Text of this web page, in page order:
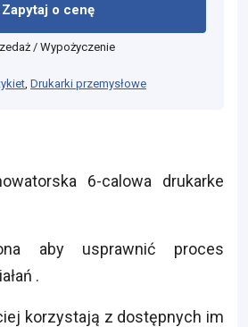
Zapytaj o cenę
/ Wypożyczenie
Drukarki przemysłowe
6-calowa drukarke
aby usprawnić proces
.
korzystają z dostępnych im